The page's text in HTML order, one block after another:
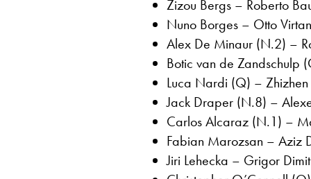
Zizou Bergs – Roberto
Nuno Borges – Otto
Alex De Minaur (N.2) –
Botic van de
Luca Nardi (Q) –
Jack Draper (N.8) –
Carlos Alcaraz (N.1) –
Fabian Marozsan – Aziz
Jiri Lehecka – Grigor